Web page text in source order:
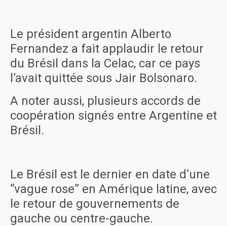
Le président argentin Alberto
Fernandez a fait applaudir le retour
du Brésil dans la Celac, car ce pays
l’avait quittée sous Jair Bolsonaro.
A noter aussi, plusieurs accords de
coopération signés entre Argentine et
Brésil.
Le Brésil est le dernier en date d’une
“vague rose” en Amérique latine, avec
le retour de gouvernements de
gauche ou centre-gauche.